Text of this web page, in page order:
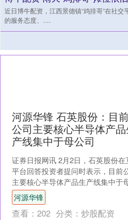
近日博牛配资，江西景德镇“鸡排哥”在社
的服务态度、....
河源华锋 石英股份：目前
公司主要核心半导体产品
产线集中于母公司
证券日报网讯 2月2日，石英股份在
平台回答投资者提问时表示，目前
主要核心半导体产品生产线集中于
司。公司专注于半导体级高纯石英材
的研发、制造和销售，....
河源华锋
查看： 202 分类： 炒股配资